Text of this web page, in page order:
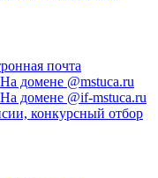
почта
На домене @mstuca.ru
На домене @if-mstuca.ru
конкурсный отбор